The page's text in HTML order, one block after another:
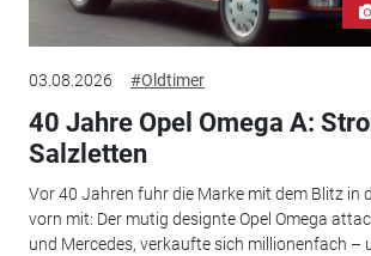
03.08.2026 #Oldtimer
40 Jahre Opel Omega A:
Salzletten
Vor 40 Jahren fuhr die Marke mit dem Blitz in
vorn mit: Der mutig designte Opel Omega
und Mercedes, verkaufte sich millionenfach –